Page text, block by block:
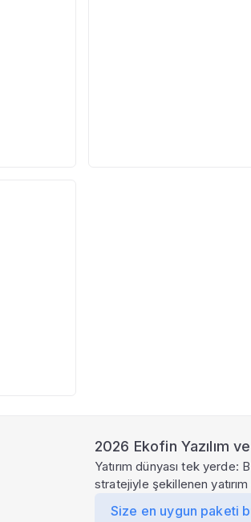
2026 Ekofin Yazılım
Yatırım dünyası tek yerde:
stratejiyle şekillenen
Size en uygun paketi